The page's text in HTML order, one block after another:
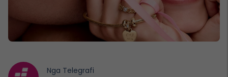
Nga Telegrafi